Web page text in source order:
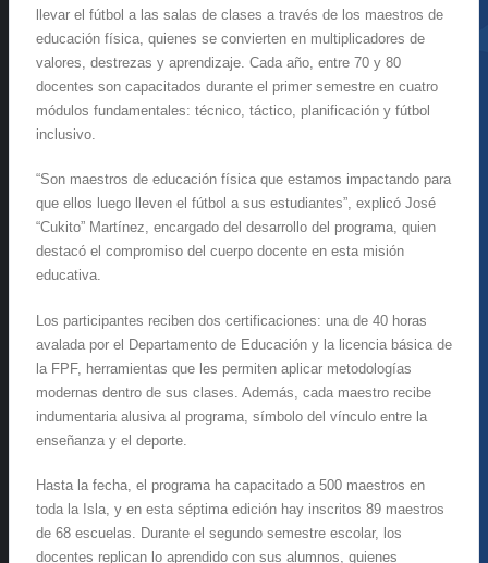
llevar el fútbol a las salas de clases a través de los maestros de
educación física, quienes se convierten en multiplicadores de
valores, destrezas y aprendizaje. Cada año, entre 70 y 80
docentes son capacitados durante el primer semestre en cuatro
módulos fundamentales: técnico, táctico, planificación y fútbol
inclusivo.
“Son maestros de educación física que estamos impactando para
que ellos luego lleven el fútbol a sus estudiantes”, explicó José
“Cukito” Martínez, encargado del desarrollo del programa, quien
destacó el compromiso del cuerpo docente en esta misión
educativa.
Los participantes reciben dos certificaciones: una de 40 horas
avalada por el Departamento de Educación y la licencia básica de
la FPF, herramientas que les permiten aplicar metodologías
modernas dentro de sus clases. Además, cada maestro recibe
indumentaria alusiva al programa, símbolo del vínculo entre la
enseñanza y el deporte.
Hasta la fecha, el programa ha capacitado a 500 maestros en
toda la Isla, y en esta séptima edición hay inscritos 89 maestros
de 68 escuelas. Durante el segundo semestre escolar, los
docentes replican lo aprendido con sus alumnos, quienes